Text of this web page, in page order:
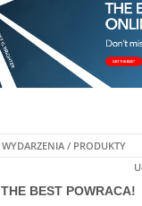
WYDARZENIA / PRODUKTY
THE BEST POWRACA!